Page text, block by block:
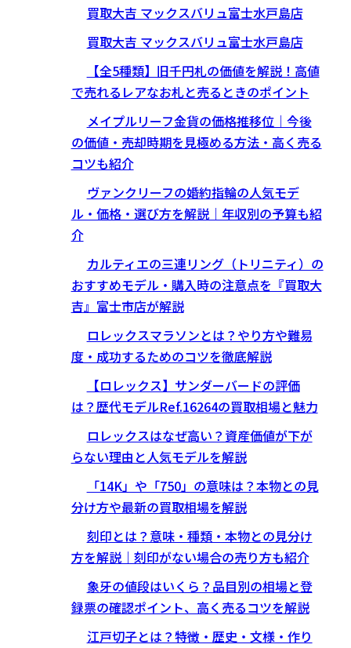
買取大吉 マックスバリュ富士水戸島店
買取大吉 マックスバリュ富士水戸島店
【全5種類】旧千円札の価値を解説！高値
で売れるレアなお札と売るときのポイント
メイプルリーフ金貨の価格推移位｜今後
の価値・売却時期を見極める方法・高く売る
コツも紹介
ヴァンクリーフの婚約指輪の人気モデ
ル・価格・選び方を解説｜年収別の予算も紹
介
カルティエの三連リング（トリニティ）の
おすすめモデル・購入時の注意点を『買取大
吉』富士市店が解説
ロレックスマラソンとは？やり方や難易
度・成功するためのコツを徹底解説
【ロレックス】サンダーバードの評価
は？歴代モデルRef.16264の買取相場と魅力
ロレックスはなぜ高い？資産価値が下が
らない理由と人気モデルを解説
「14K」や「750」の意味は？本物との見
分け方や最新の買取相場を解説
刻印とは？意味・種類・本物との見分け
方を解説｜刻印がない場合の売り方も紹介
象牙の値段はいくら？品目別の相場と登
録票の確認ポイント、高く売るコツを解説
江戸切子とは？特徴・歴史・文様・作り